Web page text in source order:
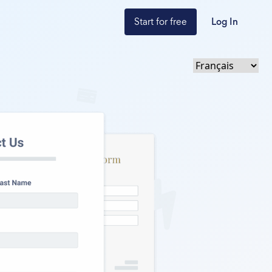
Start for free Log In